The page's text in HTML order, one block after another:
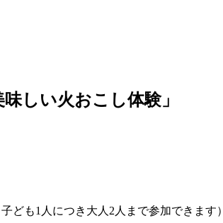
しい火おこし体験」
ども1人につき大人2人まで参加できます）